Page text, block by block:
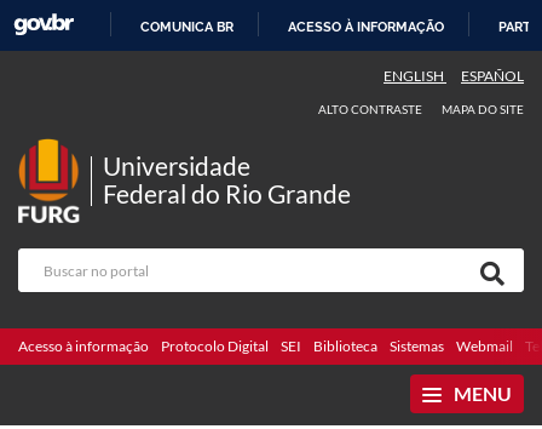
COMUNICA BR ACESSO À INFORMAÇÃO
ENGLISH ESPAÑOL
ALTO CONTRASTE MAPA DO SITE
Universidade
Federal do Rio Grande
Acesso à informação Protocolo Digital SEI Biblioteca Sistemas Webmail
MENU